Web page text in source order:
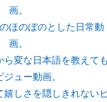
画。
ほのぼのとした日常動
画。
ら変な日本語を教えても
ジュー動画。
嬉しさを隠しきれない